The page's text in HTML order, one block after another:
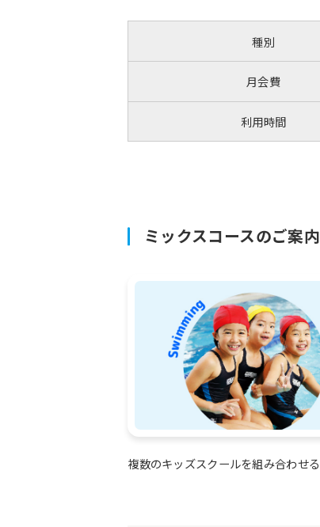
種別
月会費
利用時間
ミックスコースのご案内
複数のキッズスクールを組み合わせ